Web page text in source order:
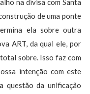
na divisa com Santa
de uma ponte
ela sobre outra
ART, da qual ele, por
sobre. Isso faz com
intenção com este
questão da unificação